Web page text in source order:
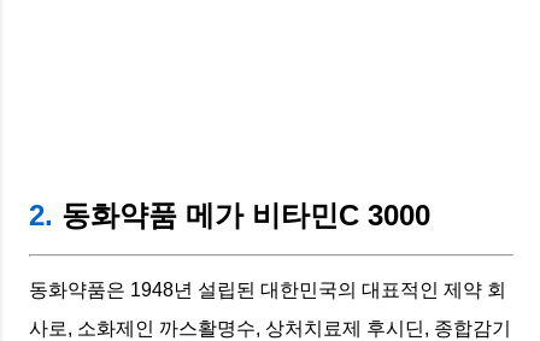
2. 동화약품 메가 비타민C 3000
동화약품은 1948년 설립된 대한민국의 대표적인 제약 회
사로, 소화제인 까스활명수, 상처치료제 후시딘, 종합감기